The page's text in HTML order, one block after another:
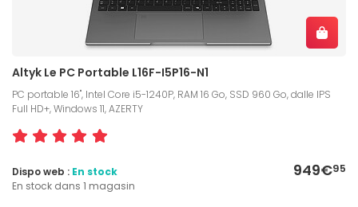
Altyk Le PC Portable L16F-I5P16-N1
PC portable 16", Intel Core i5-1240P, RAM 16 Go, SSD 960 Go, dalle IPS
Full HD+, Windows 11, AZERTY
949€95
Dispo web : En stock
En stock dans 1 magasin